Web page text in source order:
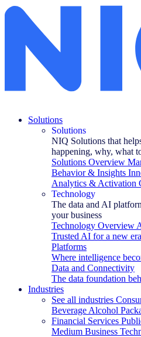
Solutions
Solutions
NIQ Solutions that
happening, why, what
Solutions Overview
Behavior & Insights
Analytics & Activation
Technology
The data and AI
your business
Technology Overview
Trusted AI for a new
Platforms
Where intelligence
Data and Connectivity
The data foundation
Industries
See all industries
Beverage Alcohol
Financial Services
Medium Business